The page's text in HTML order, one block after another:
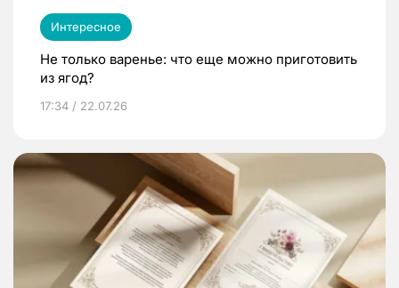
Интересное
Не только варенье: что еще можно приготовить
из ягод?
17:34 / 22.07.26